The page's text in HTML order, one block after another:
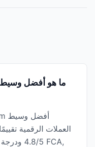
ما هو أفضل وسيط